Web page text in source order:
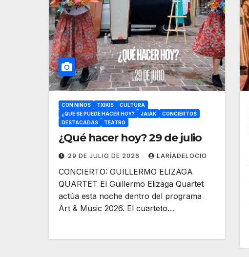
CON NIÑOS TXIKIS
CULTURA
¿QUÉ SE PUEDE HACER HOY?
JAIAK
CONCIERTOS
DESTACADAS
TEATRO
¿Qué hacer hoy? 29 de julio
29 DE JULIO DE 2026 LARÍADELOCIO
CONCIERTO: GUILLERMO ELIZAGA
QUARTET El Guillermo Elizaga Quartet
actúa esta noche dentro del programa
Art & Music 2026. El cuarteto…